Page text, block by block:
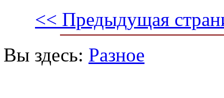
<< Предыдущая
Вы здесь: Разное